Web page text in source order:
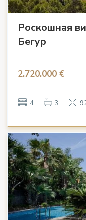
Роскошная
Бегур
2.720.000 €
4 3